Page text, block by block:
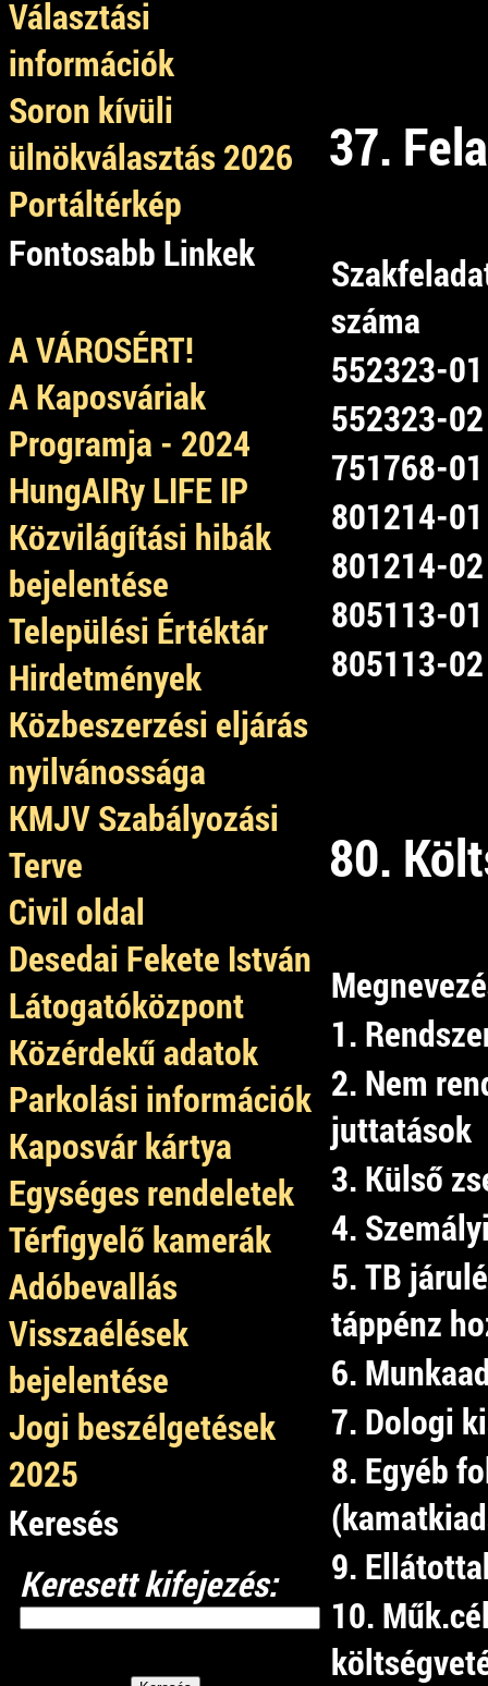
Választási
információk
Soron kívüli
ülnökválasztás 2026
Portáltérkép
Fontosabb Linkek
A VÁROSÉRT!
A Kaposváriak
Programja - 2024
HungAIRy LIFE IP
Közvilágítási hibák
bejelentése
Települési Értéktár
Hirdetmények
Közbeszerzési eljárás
nyilvánossága
KMJV Szabályozási
Terve
Civil oldal
Desedai Fekete István
Látogatóközpont
Közérdekű adatok
Parkolási információk
Kaposvár kártya
Egységes rendeletek
Térfigyelő kamerák
Adóbevallás
Visszaélések
bejelentése
Jogi beszélgetések
2025
Keresés
Keresett kifejezés:
37.
száma
552323-01
552323-02
751768-01
801214-01
801214-02
805113-01
805113-02
80.
1.
2. Nem
juttatások
3. Külső
4.
5. TB
táppénz
6.
7. Dologi
8. Egyéb
9.
10.